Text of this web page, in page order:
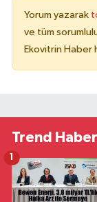
Yorum yazarak
ve tüm
Ekovitrin Haber
Trend
1